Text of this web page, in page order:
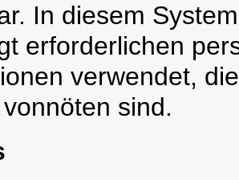
In diesem
erforderlichen
verwendet,
sind.